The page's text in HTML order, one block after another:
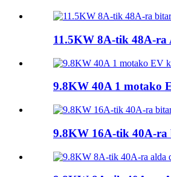
11.5KW 8A-tik 48A-
9.8KW 40A 1 motako
9.8KW 16A-tik 40A-ra